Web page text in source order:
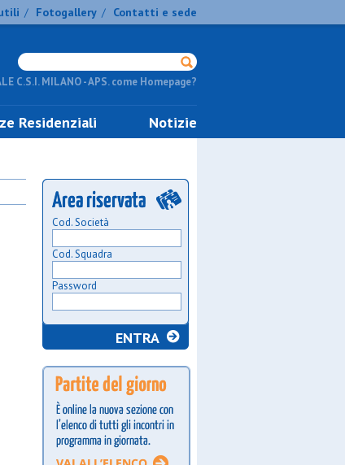
/ Fotogallery / Contatti e sede
C.S.I. MILANO - APS. come Homepage?
Residenziali Notizie
Cod. Società
Cod. Squadra
Password